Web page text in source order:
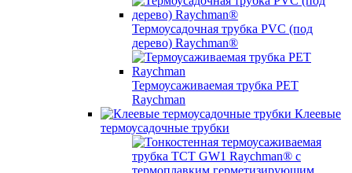
Термоусадочная трубка PVC (под
дерево) Raychman®
Термоусаживаемая трубка PET
Raychman
Клеевые
термоусадочные трубки